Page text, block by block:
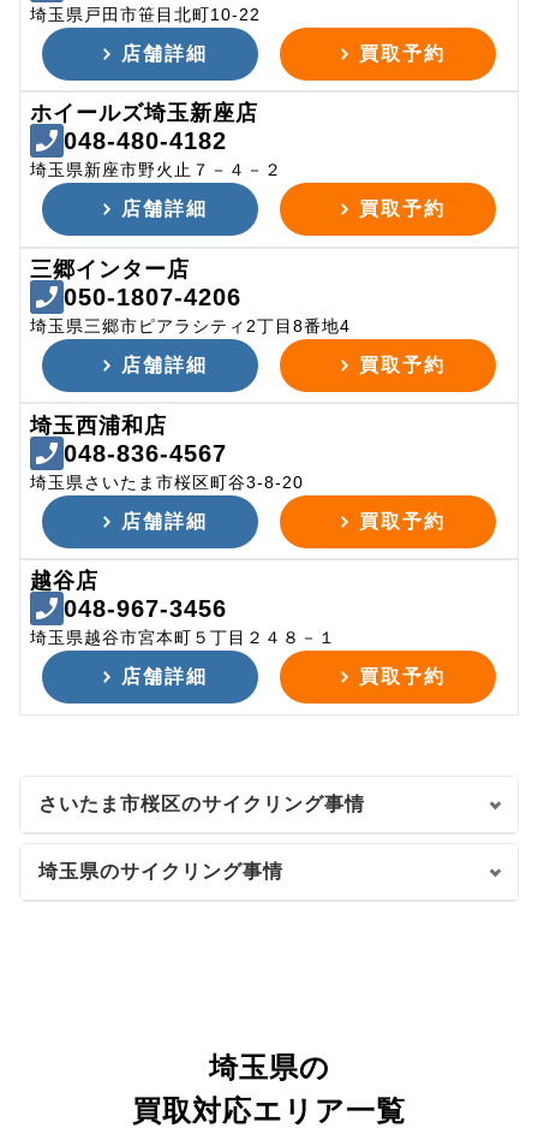
埼玉県戸田市笹目北町10-22
店舗詳細 買取予約
ホイールズ埼玉新座店
048-480-4182
埼玉県新座市野火止７－４－２
店舗詳細 買取予約
三郷インター店
050-1807-4206
埼玉県三郷市ピアラシティ2丁目8番地4
店舗詳細 買取予約
埼玉西浦和店
048-836-4567
埼玉県さいたま市桜区町谷3-8-20
店舗詳細 買取予約
越谷店
048-967-3456
埼玉県越谷市宮本町５丁目２４８－１
店舗詳細 買取予約
さいたま市桜区のサイクリング事情
埼玉県のサイクリング事情
埼玉県の
買取対応エリア一覧